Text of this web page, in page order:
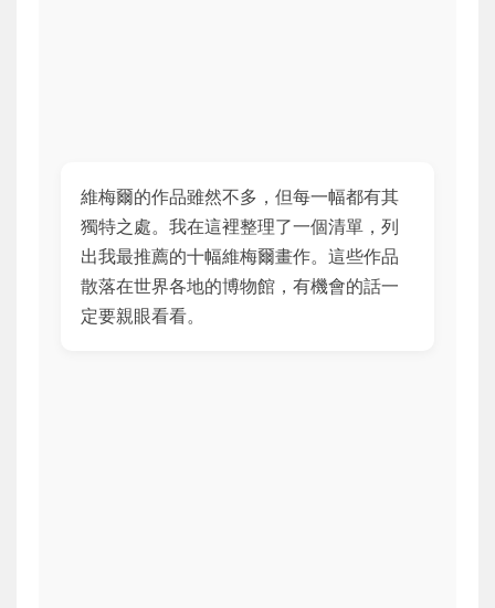
維梅爾的作品雖然不多，但每一幅都有其
獨特之處。我在這裡整理了一個清單，列
出我最推薦的十幅維梅爾畫作。這些作品
散落在世界各地的博物館，有機會的話一
定要親眼看看。